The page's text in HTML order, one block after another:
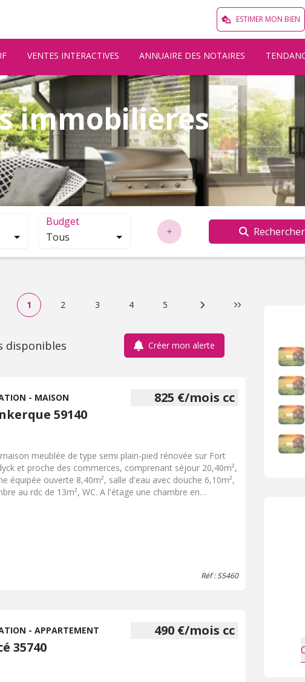
ESTIMER MON BIEN
VENTES INTERACTIVES ANNUAIRE DES NOTAIRES
immobilières
Cliquez pour ouvrir la modale de recherche.
Budget
Tous
Rechercher
1 2 3 4 5 Page suivanteDernière page
disponibles Créer mon alerte
825 €/mois cc
- MAISON
59140
maison meublée de type semi plain-pied rénovée sur Fort
et proche des commerces, comprenant séjour 20,40m²,
équipée ouverte 8,40m², salle d'eau avec douche 6,10m²,
au rdc de 13m², WC. A l'étage une chambre en
Réf : S5460
490 €/mois cc
- APPARTEMENT
35740